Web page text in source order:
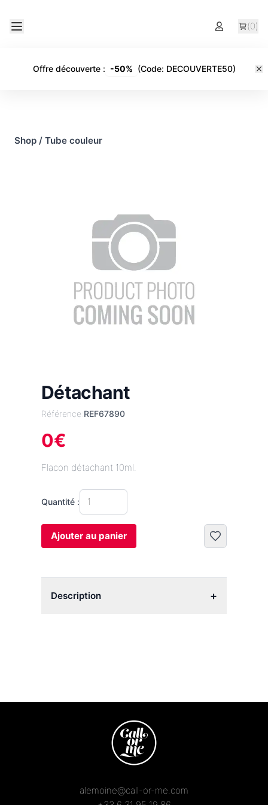
(0)
Offre découverte: -50% (Code: DECOUVERTE50)
Shop / Tube couleur
Détachant
Référence:REF67890
0€
Flacon détachant 10ml.
Quantité :
Ajouter au panier
Description +
alemoine@call-or-me.com